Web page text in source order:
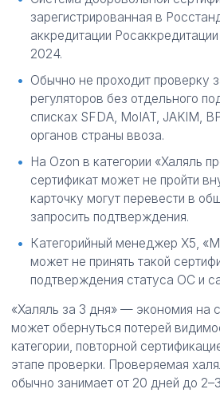
зарегистрированная в
аккредитации
2024.
Обычно не проходит проверку
регуляторов без отдельного
списках SFDA, MoIAT, JAKIM,
органов страны ввоза.
На Ozon в категории «Халяль
сертификат может не пройти
карточку могут перевести в
запросить подтверждения.
Категорийный менеджер X5,
может не принять такой
подтверждения статуса ОС и
«Халяль за 3 дня» — экономия на
может обернуться потерей
категории, повторной
этапе проверки. Проверяемая
обычно занимает от 20 дней до